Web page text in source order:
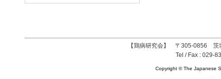
【鶏病研究会】 〒305-0856 茨
Tel / Fax : 029-
Copyright © The Japanese